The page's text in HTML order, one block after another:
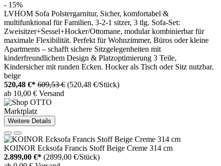
- 15%
LVHOM Sofa Polstergarnitur, Sicher, komfortabel &
multifunktional für Familien, 3-2-1 sitzer, 3 tlg. Sofa-Set:
Zweisitzer+Sessel+Hocker/Ottomane, modular kombinierbar für
maximale Flexibilität. Perfekt für Wohnzimmer, Büros oder kleine
Apartments – schafft sichere Sitzgelegenheiten mit
kinderfreundlichem Design & Platzoptimierung 3 Teile,
Kindersicher mit runden Ecken. Hocker als Tisch oder Sitz nutzbar.
beige
520,48 €* 609,53 € (520,48 €/Stück)
ab 10,00 € Versand
Marktplatz
Weitere Details
KOINOR Ecksofa Francis Stoff Beige Creme 314 cm
2.899,00 €* (2899,00 €/Stück)